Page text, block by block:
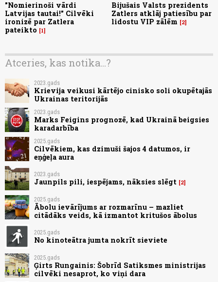
"Nomierinoši vārdi
Latvijas tautai!" Cilvēki
ironizē par Zatlera
pateikto
1
Bijušais Valsts prezidents
Zatlers atklāj patiesību par
lidostu VIP zālēm
2
Atceries, kas notika...?
2023.gads
Krievija veikusi kārtējo cinisko soli okupētajās
Ukrainas teritorijās
2023.gads
Marks Feigins prognozē, kad Ukrainā beigsies
karadarbība
2025.gads
Cilvēkiem, kas dzimuši šajos 4 datumos, ir
eņģeļa aura
2023.gads
Jaunpils pili, iespējams, nāksies slēgt 2
2025.gads
Ābolu ievārījums ar rozmarīnu – mazliet
citādāks veids, kā izmantot kritušos ābolus
2025.gads
No kinoteātra jumta nokrīt sieviete
2025.gads
Ģirts Rungainis: Šobrīd Satiksmes ministrijas
cilvēki nesaprot, ko viņi dara